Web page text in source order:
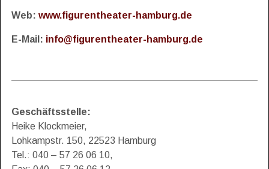
Web: www.figurentheater-hamburg.de
E-Mail: info@figurentheater-hamburg.de
Geschäftsstelle:
Heike Klockmeier,
Lohkampstr. 150, 22523 Hamburg
Tel.: 040 – 57 26 06 10,